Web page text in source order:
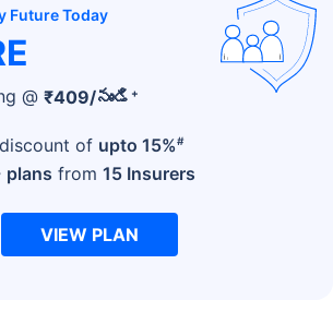
Future Today
@ ₹409/నుండి +
of upto 15%#
plans from 15 Insurers
VIEW PLAN
ఇన్సూరెన్స్ ప్రీమియంలను
చేస్తుంది